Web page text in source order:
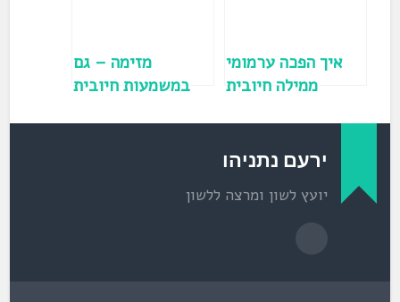
איך הפכה ערמומי
ממילה חיובית
מזימה – גם
במשמעות חיובית
ירעם נתניהו
יועץ לשון ומרצה ללשון